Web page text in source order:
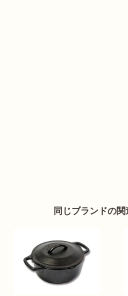
同じブランドの